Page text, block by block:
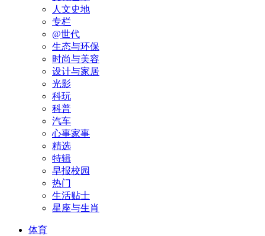
人文史地
专栏
@世代
生态与环保
时尚与美容
设计与家居
光影
科玩
科普
汽车
心事家事
精选
特辑
早报校园
热门
生活贴士
星座与生肖
体育